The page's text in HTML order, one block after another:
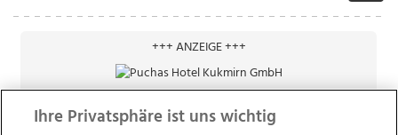
+++ ANZEIGE +++
Ihre Privatsphäre ist uns wichtig